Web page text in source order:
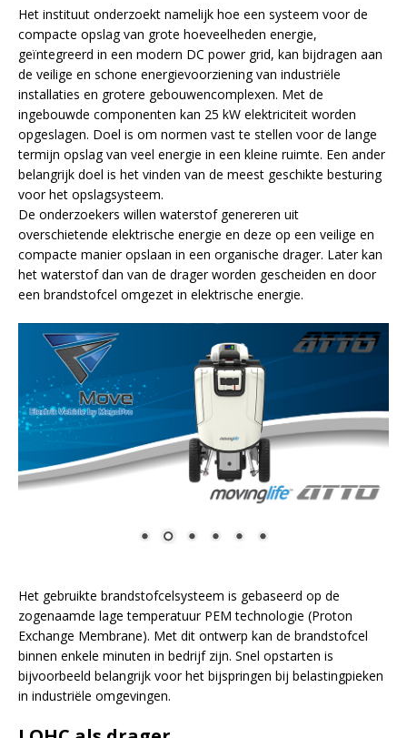
Het instituut onderzoekt namelijk hoe een systeem voor de
compacte opslag van grote hoeveelheden energie,
geïntegreerd in een modern DC power grid, kan bijdragen aan
de veilige en schone energievoorziening van industriële
installaties en grotere gebouwencomplexen. Met de
ingebouwde componenten kan 25 kW elektriciteit worden
opgeslagen. Doel is om normen vast te stellen voor de lange
termijn opslag van veel energie in een kleine ruimte. Een ander
belangrijk doel is het vinden van de meest geschikte besturing
voor het opslagsysteem.
De onderzoekers willen waterstof genereren uit
overschietende elektrische energie en deze op een veilige en
compacte manier opslaan in een organische drager. Later kan
het waterstof dan van de drager worden gescheiden en door
een brandstofcel omgezet in elektrische energie.
Het gebruikte brandstofcelsysteem is gebaseerd op de
zogenaamde lage temperatuur PEM technologie (Proton
Exchange Membrane). Met dit ontwerp kan de brandstofcel
binnen enkele minuten in bedrijf zijn. Snel opstarten is
bijvoorbeeld belangrijk voor het bijspringen bij belastingpieken
in industriële omgevingen.